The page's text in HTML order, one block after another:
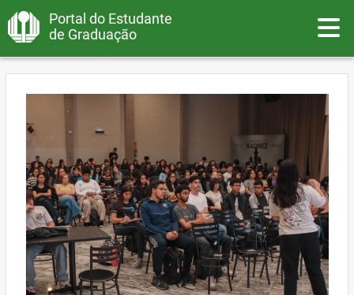
Portal do Estudante
de Graduação